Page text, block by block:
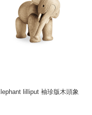
lilliput 袖珍版木頭象